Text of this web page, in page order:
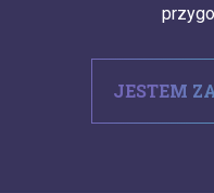
JESTEM